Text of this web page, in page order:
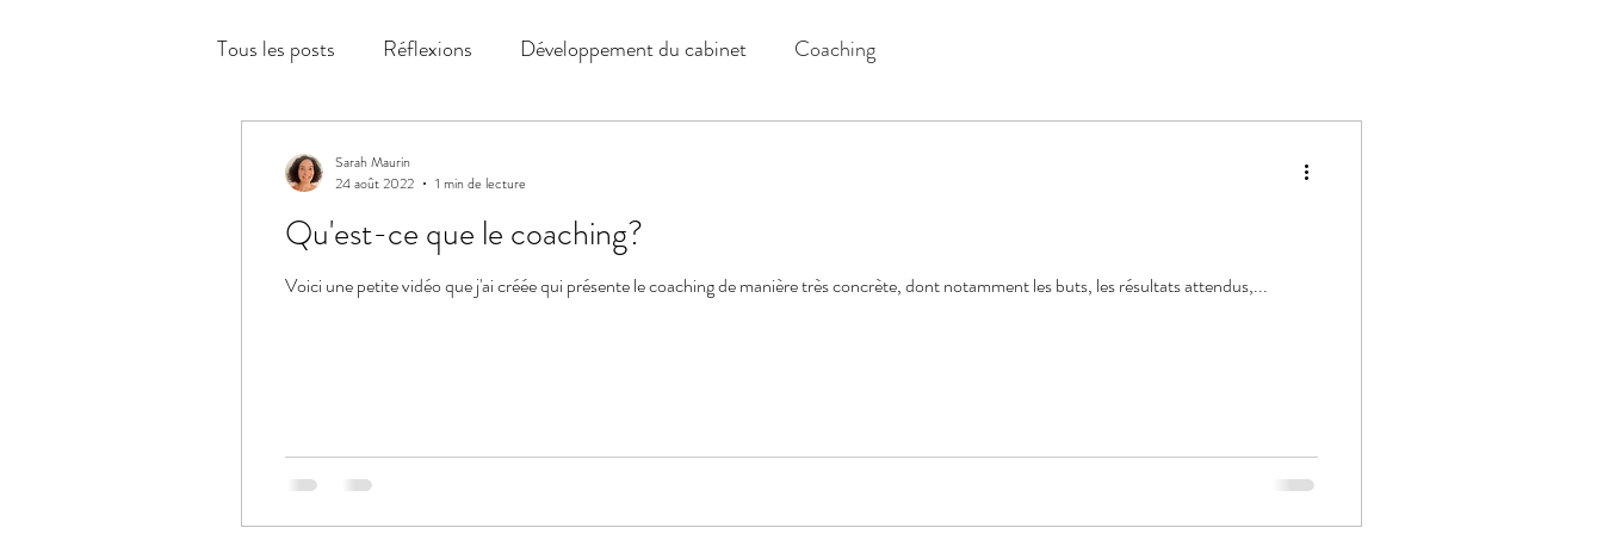
Tous les posts Réflexions Développement du cabinet Coaching
Qu'est-ce que le coaching?
Voici une petite vidéo que j'ai créée qui présente le coaching de manière très concrète, dont notamment les buts, les résultats attendus,...
Sarah Maurin
24 août 2022
1 min de lecture